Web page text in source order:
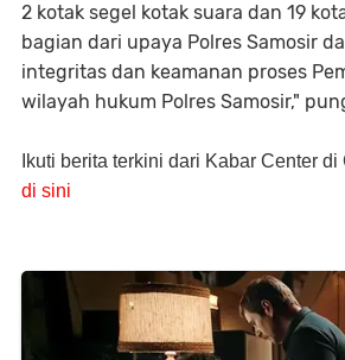
2 kotak segel kotak suara dan 19
bagian dari upaya Polres Samosir
integritas dan keamanan proses
wilayah hukum Polres Samosir,"
Ikuti berita terkini dari Kabar Center
di sini